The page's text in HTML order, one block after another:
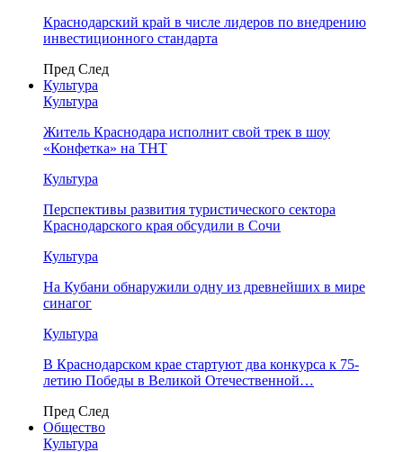
Краснодарский край в числе лидеров по внедрению
инвестиционного стандарта
Пред След
Культура
Культура
Житель Краснодара исполнит свой трек в шоу
«Конфетка» на ТНТ
Культура
Перспективы развития туристического сектора
Краснодарского края обсудили в Сочи
Культура
На Кубани обнаружили одну из древнейших в мире
синагог
Культура
В Краснодарском крае стартуют два конкурса к 75-
летию Победы в Великой Отечественной…
Пред След
Общество
Культура